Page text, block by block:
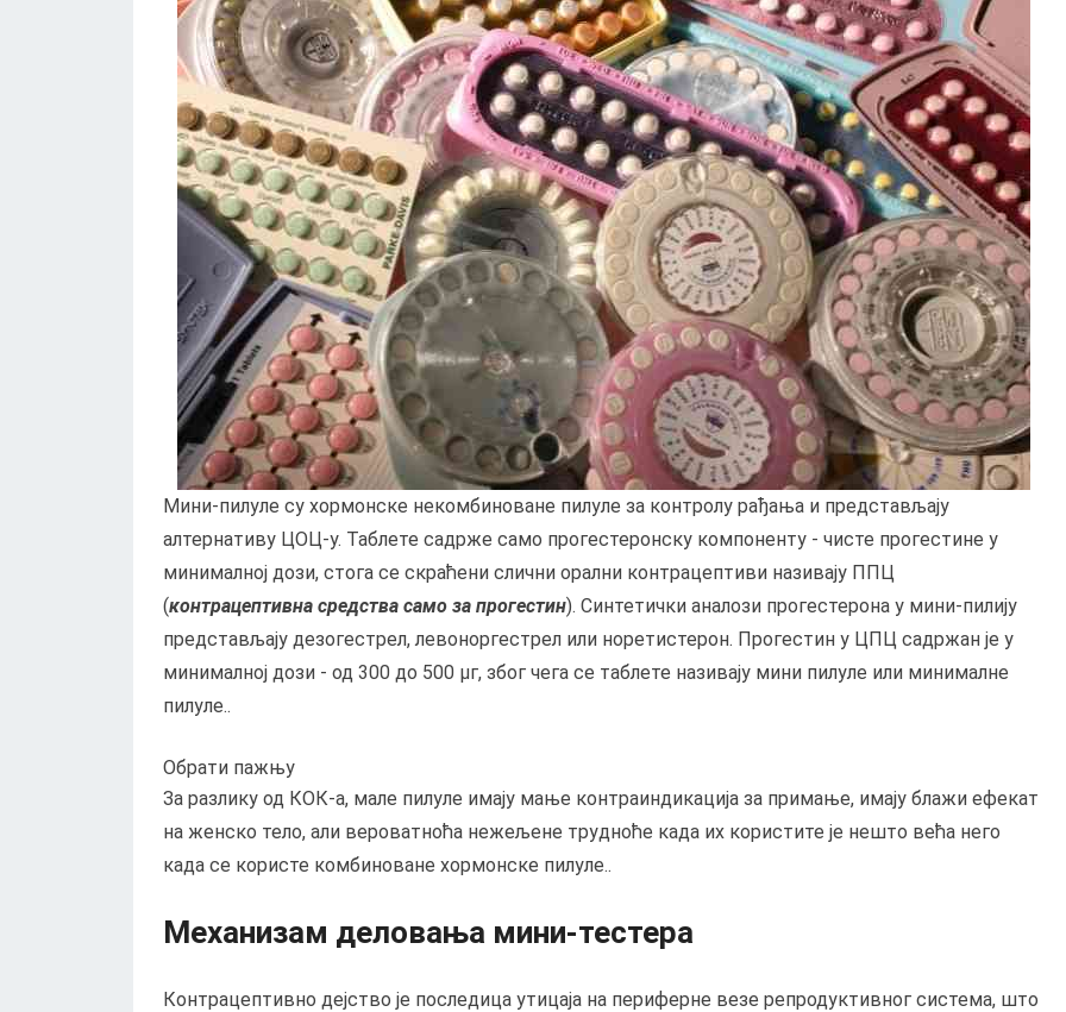
Мини-пилуле су хормонске некомбиноване пилуле за контролу рађања и представљају
алтернативу ЦОЦ-у. Таблете садрже само прогестеронску компоненту - чисте прогестине у
минималној дози, стога се скраћени слични орални контрацептиви називају ППЦ
(контрацептивна средства само за прогестин). Синтетички аналози прогестерона у мини-пилију
представљају дезогестрел, левоноргестрел или норетистерон. Прогестин у ЦПЦ садржан је у
минималној дози - од 300 до 500 µг, због чега се таблете називају мини пилуле или минималне
пилуле..
Обрати пажњу
За разлику од КОК-а, мале пилуле имају мање контраиндикација за примање, имају блажи ефекат
на женско тело, али вероватноћа нежељене трудноће када их користите је нешто већа него
када се користе комбиноване хормонске пилуле..
Механизам деловања мини-тестера
Контрацептивно дејство је последица утицаја на периферне везе репродуктивног система, што